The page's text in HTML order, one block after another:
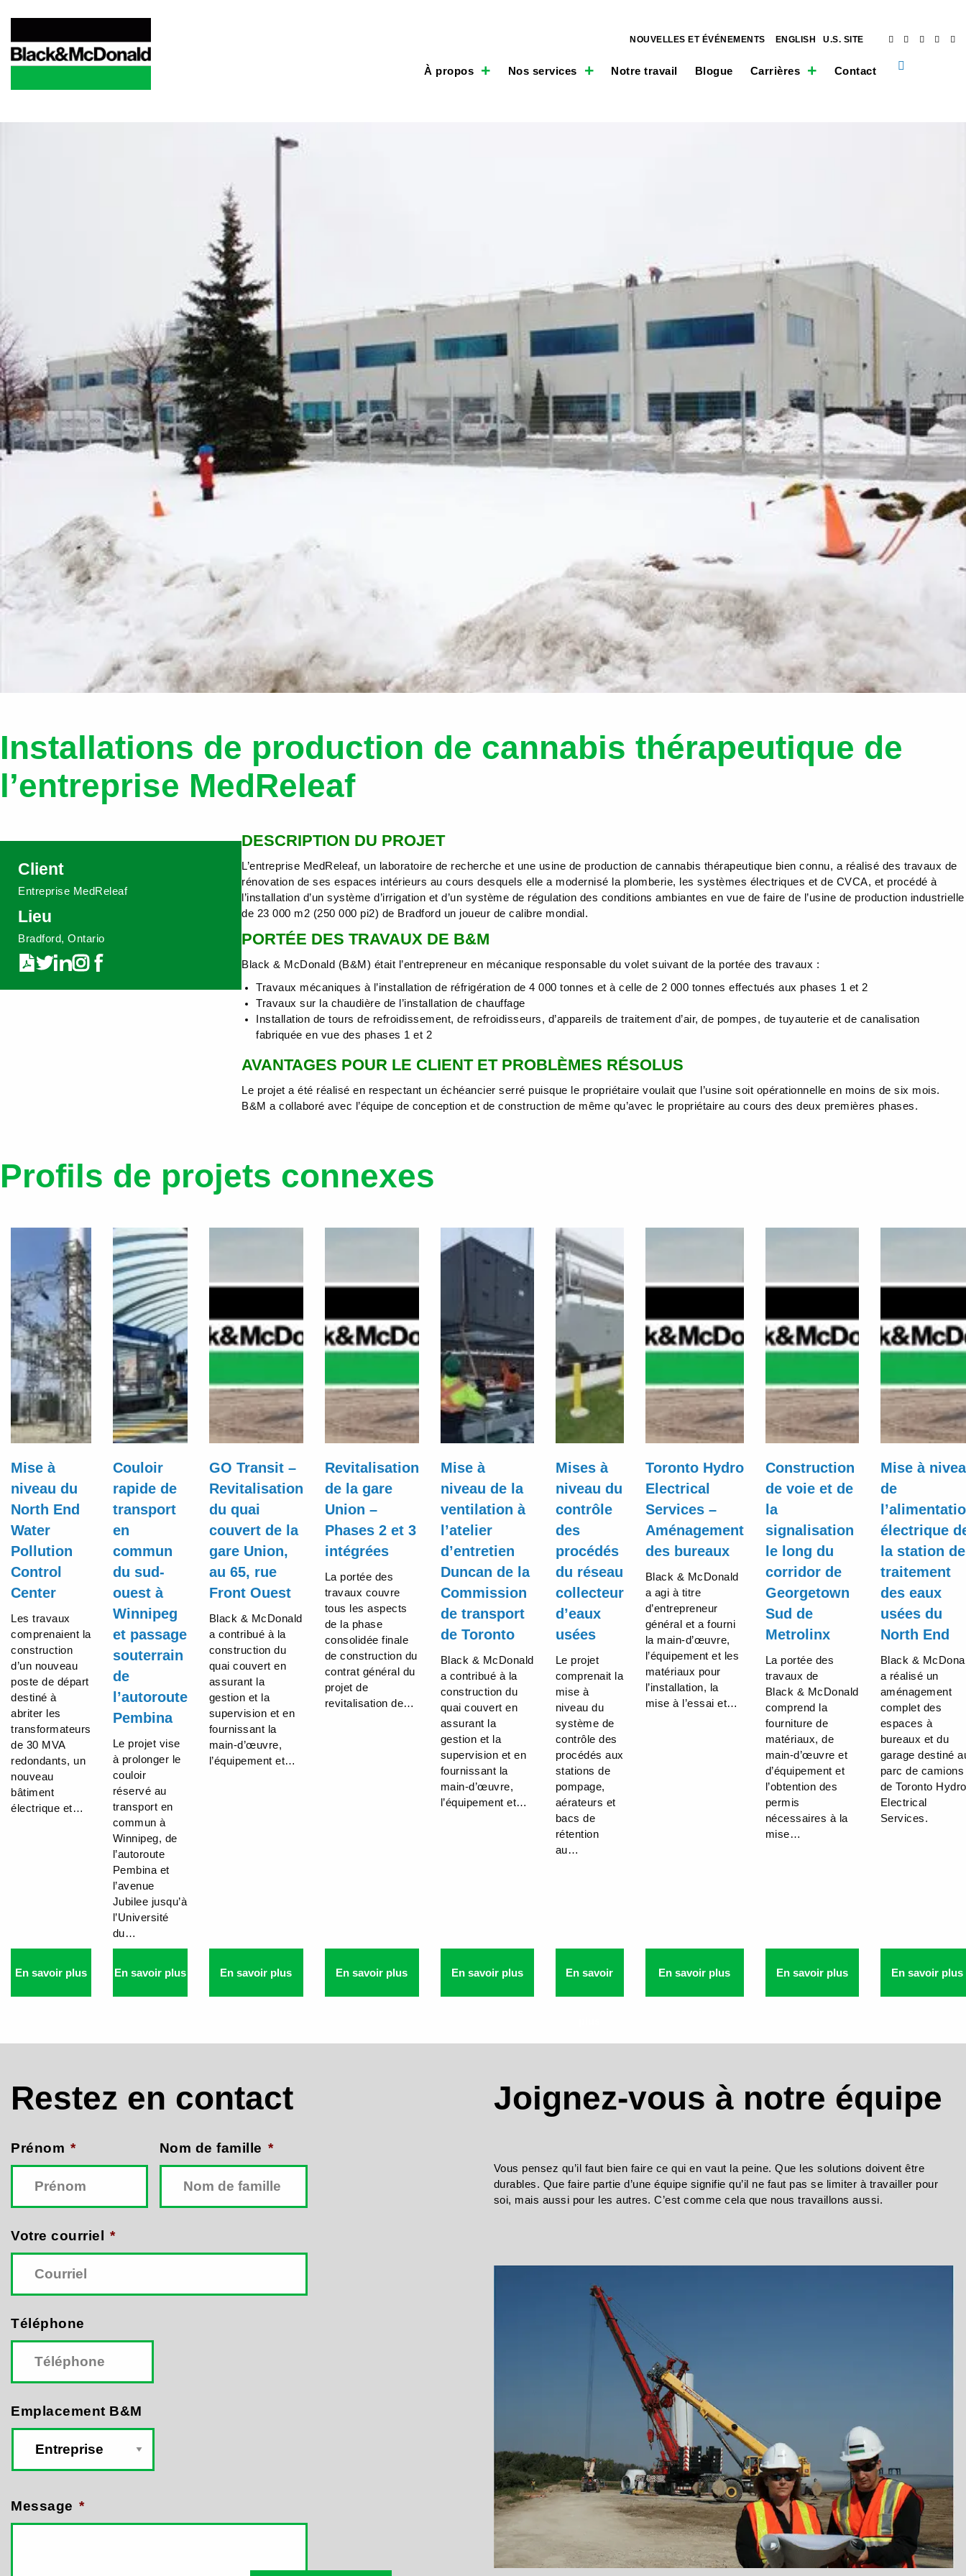
NOUVELLES ET ÉVÉNEMENTS ENGLISH U.S. SITE
À propos Nos services Notre travail Blogue Carrières Contact
Installations de production de cannabis thérapeutique de
l’entreprise MedReleaf
Client
Entreprise MedReleaf
Lieu
Bradford, Ontario
DESCRIPTION DU PROJET
L’entreprise MedReleaf, un laboratoire de recherche et une usine de production de cannabis thérapeutique bien connu, a réalisé des travaux de
rénovation de ses espaces intérieurs au cours desquels elle a modernisé la plomberie, les systèmes électriques et de CVCA, et procédé à
l’installation d’un système d’irrigation et d’un système de régulation des conditions ambiantes en vue de faire de l’usine de production industrielle
de 23 000 m2 (250 000 pi2) de Bradford un joueur de calibre mondial.
PORTÉE DES TRAVAUX DE B&M
Black & McDonald (B&M) était l’entrepreneur en mécanique responsable du volet suivant de la portée des travaux :
Travaux mécaniques à l’installation de réfrigération de 4 000 tonnes et à celle de 2 000 tonnes effectués aux phases 1 et 2
Travaux sur la chaudière de l’installation de chauffage
Installation de tours de refroidissement, de refroidisseurs, d’appareils de traitement d’air, de pompes, de tuyauterie et de canalisation
fabriquée en vue des phases 1 et 2
AVANTAGES POUR LE CLIENT ET PROBLÈMES RÉSOLUS
Le projet a été réalisé en respectant un échéancier serré puisque le propriétaire voulait que l’usine soit opérationnelle en moins de six mois.
B&M a collaboré avec l’équipe de conception et de construction de même qu’avec le propriétaire au cours des deux premières phases.
Profils de projets connexes
Mise à
niveau du
North End
Water
Pollution
Control
Center
Les travaux
comprenaient la
construction
d’un nouveau
poste de départ
destiné à
abriter les
transformateurs
de 30 MVA
redondants, un
nouveau
bâtiment
électrique et…
En savoir plus
Couloir
rapide de
transport
en
commun
du sud-
ouest à
Winnipeg
et passage
souterrain
de
l’autoroute
Pembina
Le projet vise
à prolonger le
couloir
réservé au
transport en
commun à
Winnipeg, de
l’autoroute
Pembina et
l’avenue
Jubilee jusqu’à
l’Université
du…
En savoir plus
GO Transit –
Revitalisation
du quai
couvert de la
gare Union,
au 65, rue
Front Ouest
Black & McDonald
a contribué à la
construction du
quai couvert en
assurant la
gestion et la
supervision et en
fournissant la
main-d’œuvre,
l’équipement et…
En savoir plus
Revitalisation
de la gare
Union –
Phases 2 et 3
intégrées
La portée des
travaux couvre
tous les aspects
de la phase
consolidée finale
de construction du
contrat général du
projet de
revitalisation de…
En savoir plus
Mise à
niveau de la
ventilation à
l’atelier
d’entretien
Duncan de la
Commission
de transport
de Toronto
Black & McDonald
a contribué à la
construction du
quai couvert en
assurant la
gestion et la
supervision et en
fournissant la
main-d’œuvre,
l’équipement et…
En savoir plus
Mises à
niveau du
contrôle
des
procédés
du réseau
collecteur
d’eaux
usées
Le projet
comprenait la
mise à
niveau du
système de
contrôle des
procédés aux
stations de
pompage,
aérateurs et
bacs de
rétention
au…
En savoir
Toronto Hydro
Electrical
Services –
Aménagement
des bureaux
Black & McDonald
a agi à titre
d’entrepreneur
général et a fourni
la main-d’œuvre,
l’équipement et les
matériaux pour
l’installation, la
mise à l’essai et…
En savoir plus
Construction
de voie et de
la
signalisation
le long du
corridor de
Georgetown
Sud de
Metrolinx
La portée des
travaux de
Black & McDonald
comprend la
fourniture de
matériaux, de
main-d’œuvre et
d’équipement et
l’obtention des
permis
nécessaires à la
mise…
En savoir plus
Mise à
de
électrique
la station de
traitement
des eaux
usées du
North End
Black &
a réalisé un
aménagement
complet des
espaces à
bureaux et du
garage destiné
parc de camions
de Toronto Hydro
Electrical
Services.
En savoir plus
Restez en contact
Prénom * Nom de famille *
Votre courriel *
Téléphone
Emplacement B&M
Message *
Joignez-vous à notre équipe
Vous pensez qu’il faut bien faire ce qui en vaut la peine. Que les solutions doivent être
durables. Que faire partie d’une équipe signifie qu’il ne faut pas se limiter à travailler pour
soi, mais aussi pour les autres. C’est comme cela que nous travaillons aussi.